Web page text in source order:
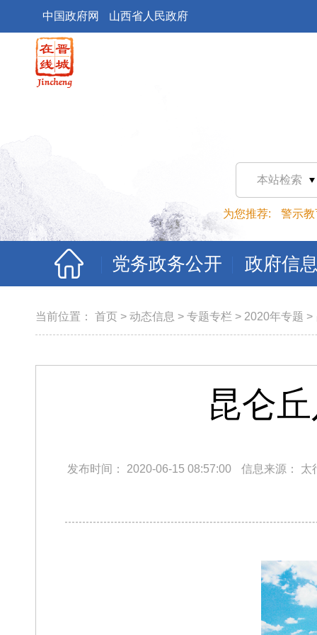
中国政府网 山西省人民政府
本站检索
为您推荐: 警示教
党务政务公开 政府信
当前位置： 首页 > 动态信息 > 专题专栏 > 2020年专题 >
昆仑
发布时间： 2020-06-15 08:57:00 信息来源： 太